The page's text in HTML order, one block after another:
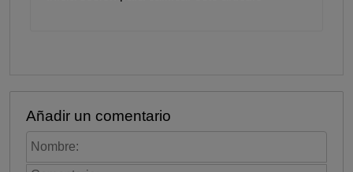
Añadir un comentario